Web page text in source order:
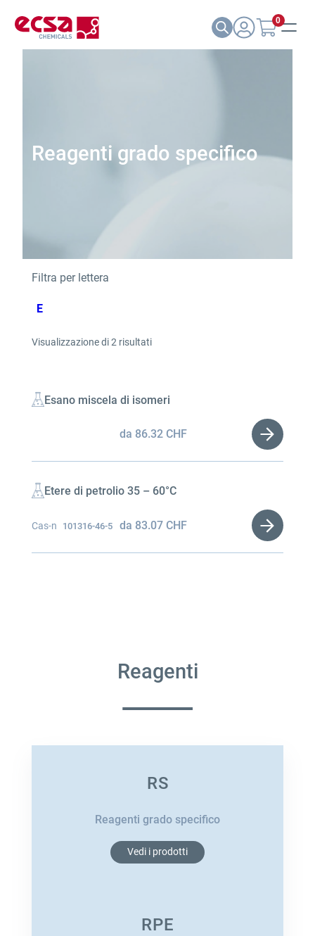
0
Reagenti grado specifico
Filtra per lettera
E
Visualizzazione di 2 risultati
Esano miscela di isomeri
da 86.32CHF
Etere di petrolio 35 – 60°C
Cas-n 101316-46-5 da 83.07CHF
Reagenti
RS
Reagenti grado specifico
Vedi i prodotti
RPE